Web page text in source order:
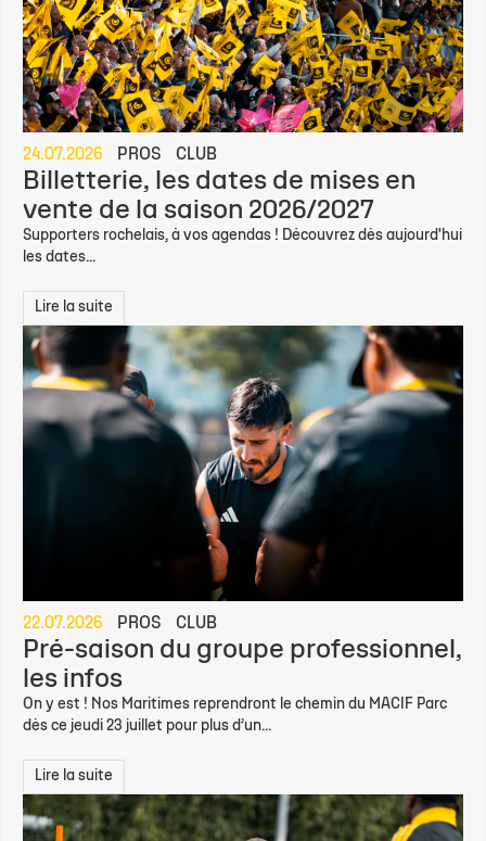
24.07.2026 PROS CLUB
Billetterie, les dates de mises en
vente de la saison 2026/2027
Supporters rochelais, à vos agendas ! Découvrez dès aujourd'hui
les dates...
Lire la suite
22.07.2026 PROS CLUB
Pré-saison du groupe professionnel,
les infos
On y est ! Nos Maritimes reprendront le chemin du MACIF Parc
dès ce jeudi 23 juillet pour plus d’un...
Lire la suite